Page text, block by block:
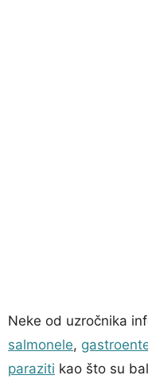
Neke od uzročnika
salmonele,
paraziti kao što su